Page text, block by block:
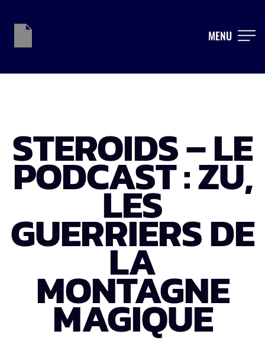
MENU
STEROIDS – LE
PODCAST : ZU,
LES
GUERRIERS DE
LA
MONTAGNE
MAGIQUE